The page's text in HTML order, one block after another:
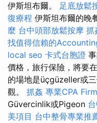
伊斯坦布爾。 足底放鬆
復療程 伊斯坦布爾的晚
麼 台中頭部放鬆按摩 抓
找值得信賴的
local seo 卡式台胞證
價格，旅行保險，將要
的場地是üçgüzeller或
觀。 抓姦 專業CPA
Güvercinlik或Pigeon
美項目 台中整骨專業推